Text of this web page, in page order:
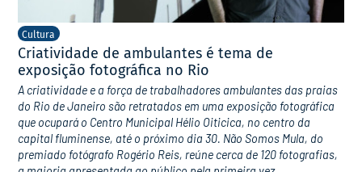
Cultura
Criatividade de ambulantes é tema de
exposição fotográfica no Rio
A criatividade e a força de trabalhadores ambulantes das praias
do Rio de Janeiro são retratados em uma exposição fotográfica
que ocupará o Centro Municipal Hélio Oiticica, no centro da
capital fluminense, até o próximo dia 30. Não Somos Mula, do
premiado fotógrafo Rogério Reis, reúne cerca de 120 fotografias,